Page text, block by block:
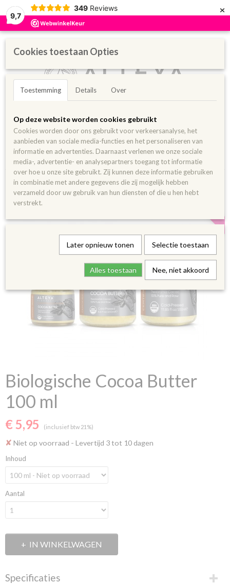
9,7
349 Reviews ×
Home>Pure oliën>Carrier/Basis olie>Biologische Cocoa Butter
100 ml
Ook 200/350ml
Biologische Cocoa Butter
100 ml
€ 5,95 (inclusief btw 21%)
✘ Niet op voorraad - Levertijd 3 tot 10 dagen
Inhoud
Aantal
IN WINKELWAGEN
Specificaties
Cookies toestaan Opties
Toestemming Details Over
Op deze website worden cookies gebruikt
Cookies worden door ons gebruikt voor verkeersanalyse, het
aanbieden van sociale media-functies en het personaliseren van
informatie en advertenties. Daarnaast verlenen we onze sociale
media-, advertentie- en analysepartners toegang tot informatie
over hoe u onze site gebruikt. Zij kunnen deze informatie gebruiken
in combinatie met andere gegevens die zij mogelijk hebben
verzameld door uw gebruik van hun diensten of die u hen hebt
verstrekt.
Later opnieuw tonen Selectie toestaan
Alles toestaan Nee, niet akkoord